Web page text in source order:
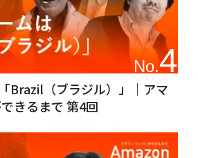
No.4
Brazil（ブラジル）」｜アマ
きるまで 第4回